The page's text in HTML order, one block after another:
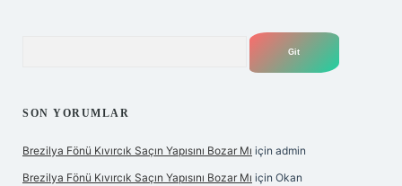
SON YORUMLAR
Brezilya Fönü Kıvırcık Saçın Yapısını Bozar Mı için admin
Brezilya Fönü Kıvırcık Saçın Yapısını Bozar Mı için Okan